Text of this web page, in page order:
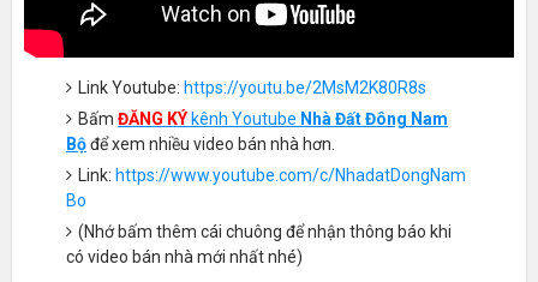
Link Youtube: https://youtu.be/2MsM2K80R8s
Bấm ĐĂNG KÝ kênh Youtube Nhà Đất Đông Nam
Bộđể xem nhiều video bán nhà hơn.
Link: https://www.youtube.com/c/NhadatDongNam
Bo
(Nhớ bấm thêm cái chuông để nhận thông báo khi
có video bán nhà mới nhất nhé)